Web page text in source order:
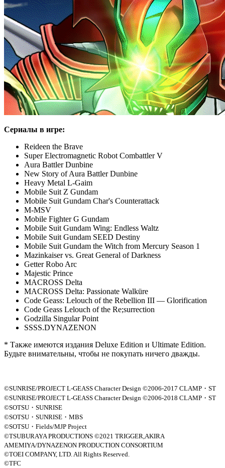
Сериалы в игре:
Reideen the Brave
Super Electromagnetic Robot Combattler V
Aura Battler Dunbine
New Story of Aura Battler Dunbine
Heavy Metal L-Gaim
Mobile Suit Z Gundam
Mobile Suit Gundam Char's Counterattack
M-MSV
Mobile Fighter G Gundam
Mobile Suit Gundam Wing: Endless Waltz
Mobile Suit Gundam SEED Destiny
Mobile Suit Gundam the Witch from Mercury Season 1
Mazinkaiser vs. Great General of Darkness
Getter Robo Arc
Majestic Prince
MACROSS Delta
MACROSS Delta: Passionate Walküre
Code Geass: Lelouch of the Rebellion III — Glorification
Code Geass Lelouch of the Re;surrection
Godzilla Singular Point
SSSS.DYNAZENON
* Также имеются издания Deluxe Edition и Ultimate Edition.
Будьте внимательны, чтобы не покупать ничего дважды.
©SUNRISE/PROJECT L-GEASS Character Design ©2006-2017 CLAMP・ST
©SUNRISE/PROJECT L-GEASS Character Design ©2006-2018 CLAMP・ST
©SOTSU・SUNRISE
©SOTSU・SUNRISE・MBS
©SOTSU・Fields/MJP Project
©TSUBURAYA PRODUCTIONS ©2021 TRIGGER,AKIRA
AMEMIYA/DYNAZENON PRODUCTION CONSORTIUM
©TOEI COMPANY, LTD. All Rights Reserved.
©TFC